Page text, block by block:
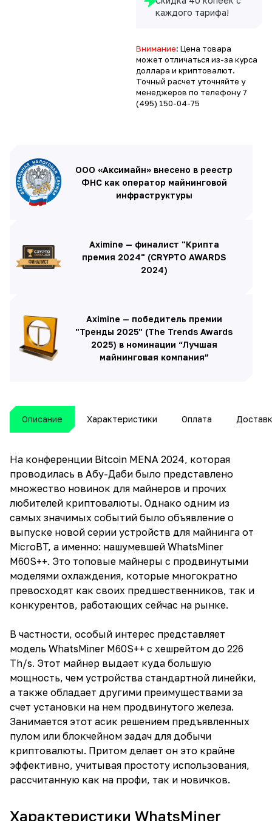
каждого тарифа!
Внимание: Цена товара
может отличаться из-за курса
доллара и криптовалют.
Точный расчет уточняйте у
менеджеров по телефону7
(495) 150-04-75
ООО «Аксимайн» внесено в реестр
ФНС как оператор майнинговой
инфраструктуры
Aximine — финалист "Крипта
премия 2024" (CRYPTO AWARDS
2024)
Aximine — победитель премии
"Тренды 2025" (The Trends Awards
2025) в номинации “Лучшая
майнинговая компания”
Описание Характеристики Оплата
На конференции Bitcoin MENA 2024, которая
проводилась в Абу-Даби было представлено
множество новинок для майнеров и прочих
любителей криптовалюты. Однако одним из
самых значимых событий было объявление о
выпуске новой серии устройств для майнинга от
MicroBT, а именно: нашумевшей WhatsMiner
M60S++. Это топовые майнеры с продвинутыми
моделями охлаждения, которые многократно
превосходят как своих предшественников, так и
конкурентов, работающих сейчас на рынке.
В частности, особый интерес представляет
модель WhatsMiner M60S++ с хешрейтом до 226
Th/s. Этот майнер выдает куда большую
мощность, чем устройства стандартной линейки,
а также обладает другими преимуществами за
счет установки на нем продвинутого железа.
Занимается этот асик решением предъявленных
пулом или блокчейном задач для добычи
криптовалюты. Притом делает он это крайне
эффективно, учитывая простоту использования,
рассчитанную как на профи, так и новичков.
Характеристики WhatsMiner